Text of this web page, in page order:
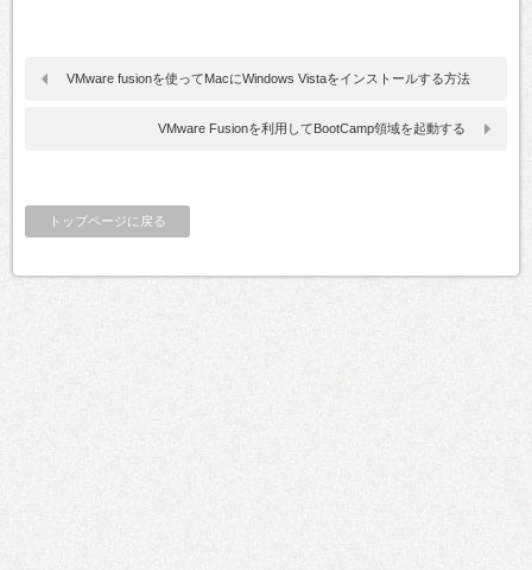
VMware fusionを使ってMacにWindows Vistaをインストールする方法
VMware Fusionを利用してBootCamp領域を起動する
トップページに戻る